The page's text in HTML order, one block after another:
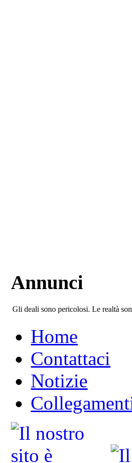
Annunci
Gli deali sono pericolosi. Le realtà
Home
Contattaci
Notizie